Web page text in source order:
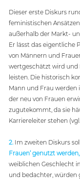
Dieser erste Diskurs
feministischen
außerhalb der Markt-
Er lässt das eigentliche
von Männern und
wertgeschätzt wird und
leisten. Die historisch
Mann und Frau werden
der neu von Frauen
zugutekommt, da sie
Karriereleiter stehen (vgl.
2. Im zweiten Diskurs
Frauen‘ genutzt
weiblichen Geschlecht
und bedachter, würden